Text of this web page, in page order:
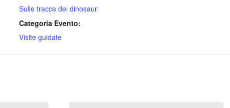
Sulle tracce dei dinosauri
Categoria Evento:
Visite guidate